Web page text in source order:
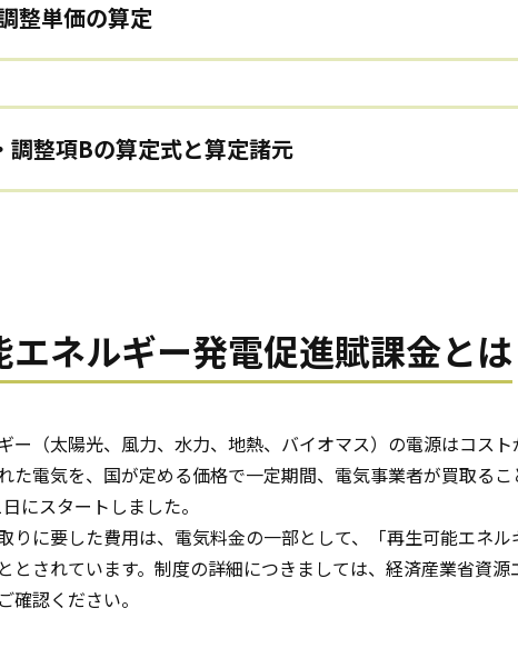
整単価の算定
調整項Bの算定式と算定諸元
エネルギー発電促進賦課金とは
ー（太陽光、風力、水力、地熱、バイオマス）の電源はコス
た電気を、国が定める価格で一定期間、電気事業者が買取る
にスタートしました。
りに要した費用は、電気料金の一部として、「再生可能エネ
とされています。制度の詳細につきましては、経済産業省資源
確認ください。